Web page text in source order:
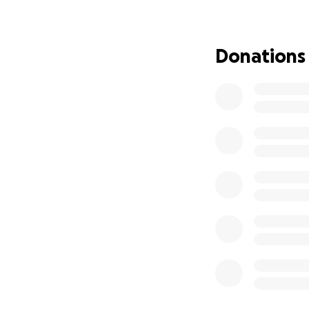
Mientras le
movilizaciones
Donations